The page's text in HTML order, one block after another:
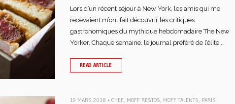
Lors d’un récent séjour à New York, les amis qui me
recevaient m’ont fait découvrir les critiques
gastronomiques du mythique hebdomadaire The New
Yorker. Chaque semaine, le journal préféré de l’élite...
READ ARTICLE
19 MARS 2018 • CHEF MOFF RESTOS MOFF TALENTS PARIS